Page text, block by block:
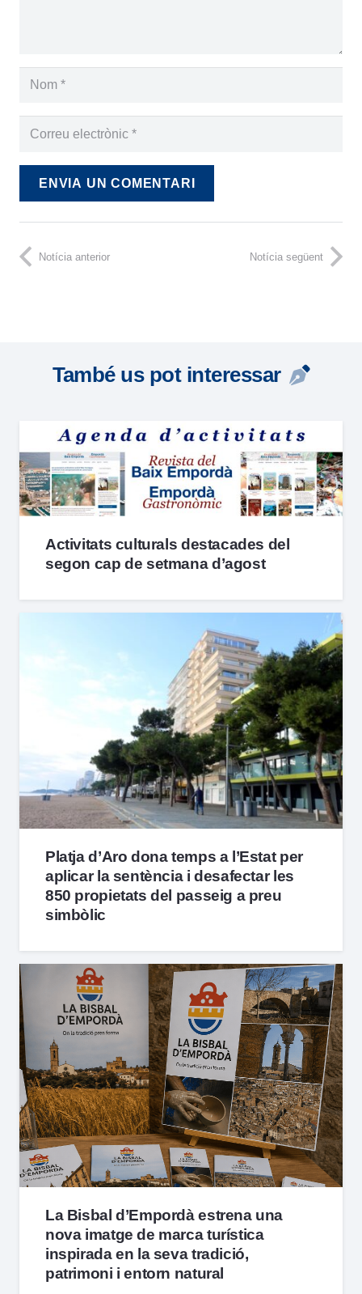
ENVIA UN COMENTARI
Notícia anterior Notícia següent
També us pot interessar
Activitats culturals destacades del
segon cap de setmana d’agost
Platja d’Aro dona temps a l’Estat per
aplicar la sentència i desafectar les
850 propietats del passeig a preu
simbòlic
La Bisbal d’Empordà estrena una
nova imatge de marca turística
inspirada en la seva tradició,
patrimoni i entorn natural